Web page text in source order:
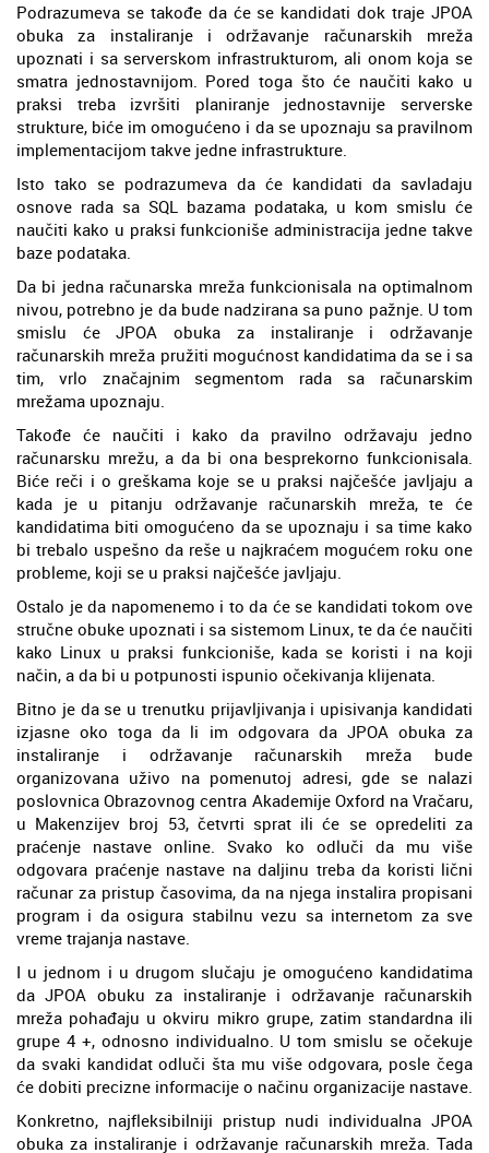
Podrazumeva se takođe da će se kandidati dok traje JPOA
obuka za instaliranje i održavanje računarskih mreža
upoznati i sa serverskom infrastrukturom, ali onom koja se
smatra jednostavnijom. Pored toga što će naučiti kako u
praksi treba izvršiti planiranje jednostavnije serverske
strukture, biće im omogućeno i da se upoznaju sa pravilnom
implementacijom takve jedne infrastrukture.
Isto tako se podrazumeva da će kandidati da savladaju
osnove rada sa SQL bazama podataka, u kom smislu će
naučiti kako u praksi funkcioniše administracija jedne takve
baze podataka.
Da bi jedna računarska mreža funkcionisala na optimalnom
nivou, potrebno je da bude nadzirana sa puno pažnje. U tom
smislu će JPOA obuka za instaliranje i održavanje
računarskih mreža pružiti mogućnost kandidatima da se i sa
tim, vrlo značajnim segmentom rada sa računarskim
mrežama upoznaju.
Takođe će naučiti i kako da pravilno održavaju jedno
računarsku mrežu, a da bi ona besprekorno funkcionisala.
Biće reči i o greškama koje se u praksi najčešće javljaju a
kada je u pitanju održavanje računarskih mreža, te će
kandidatima biti omogućeno da se upoznaju i sa time kako
bi trebalo uspešno da reše u najkraćem mogućem roku one
probleme, koji se u praksi najčešće javljaju.
Ostalo je da napomenemo i to da će se kandidati tokom ove
stručne obuke upoznati i sa sistemom Linux, te da će naučiti
kako Linux u praksi funkcioniše, kada se koristi i na koji
način, a da bi u potpunosti ispunio očekivanja klijenata.
Bitno je da se u trenutku prijavljivanja i upisivanja kandidati
izjasne oko toga da li im odgovara da JPOA obuka za
instaliranje i održavanje računarskih mreža bude
organizovana uživo na pomenutoj adresi, gde se nalazi
poslovnica Obrazovnog centra Akademije Oxford na Vračaru,
u Makenzijev broj 53, četvrti sprat ili će se opredeliti za
praćenje nastave online. Svako ko odluči da mu više
odgovara praćenje nastave na daljinu treba da koristi lični
računar za pristup časovima, da na njega instalira propisani
program i da osigura stabilnu vezu sa internetom za sve
vreme trajanja nastave.
I u jednom i u drugom slučaju je omogućeno kandidatima
da JPOA obuku za instaliranje i održavanje računarskih
mreža pohađaju u okviru mikro grupe, zatim standardna ili
grupe 4 +, odnosno individualno. U tom smislu se očekuje
da svaki kandidat odluči šta mu više odgovara, posle čega
će dobiti precizne informacije o načinu organizacije nastave.
Konkretno, najfleksibilniji pristup nudi individualna JPOA
obuka za instaliranje i održavanje računarskih mreža. Tada